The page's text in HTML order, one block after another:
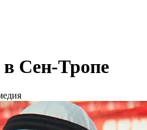
Сен-Тропе